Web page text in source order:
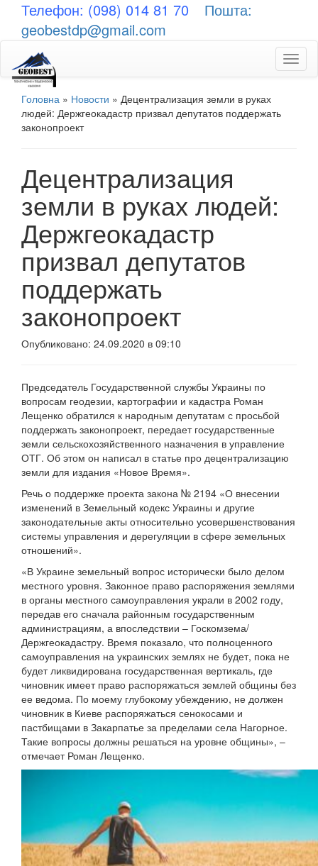
Телефон: (098) 014 81 70
Пошта:
geobestdp@gmail.com
Головна » Новости » Децентрализация земли в руках
людей: Держгеокадастр призвал депутатов поддержать
законопроект
Децентрализация
земли в руках людей:
Держгеокадастр
призвал депутатов
поддержать
законопроект
Опубликовано: 24.09.2020 в 09:10
Председатель Государственной службы Украины по
вопросам геодезии, картографии и кадастра Роман
Лещенко обратился к народным депутатам с просьбой
поддержать законопроект, передает государственные
земли сельскохозяйственного назначения в управление
ОТГ. Об этом он написал в статье про децентрализацию
земли для издания «Новое Время».
Речь о поддержке проекта закона № 2194 «О внесении
изменений в Земельный кодекс Украины и другие
законодательные акты относительно усовершенствования
системы управления и дерегуляции в сфере земельных
отношений».
«В Украине земельный вопрос исторически было делом
местного уровня. Законное право распоряжения землями
в органы местного самоуправления украли в 2002 году,
передав его сначала районным государственным
администрациям, а впоследствии – Госкомзема/
Держгеокадастру. Время показало, что полноценного
самоуправления на украинских землях не будет, пока не
будет ликвидирована государственная вертикаль, где
чиновник имеет право распоряжаться землей общины без
ее ведома. По моему глубокому убеждению, не должен
чиновник в Киеве распоряжаться сенокосами и
пастбищами в Закарпатье за ​​пределами села Нагорное.
Такие вопросы должны решаться на уровне общины», –
отмечает Роман Лещенко.